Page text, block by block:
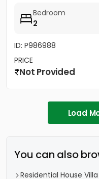
Bedroom
2
ID: P986988
PRICE
Not Provided
Load
You can also
Residential House